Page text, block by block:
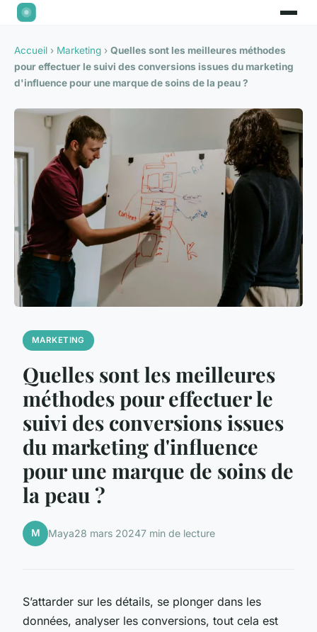
Accueil › Marketing › Quelles sont les meilleures méthodes
pour effectuer le suivi des conversions issues du marketing
d'influence pour une marque de soins de la peau ?
MARKETING
Quelles sont les meilleures
méthodes pour effectuer le
suivi des conversions issues
du marketing d'influence
pour une marque de soins de
la peau ?
M Maya28 mars 20247 min de lecture
S’attarder sur les détails, se plonger dans les
données, analyser les conversions, tout cela est